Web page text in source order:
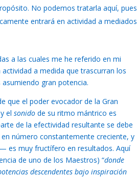
No podemos tratarla aquí, pues
entrará en actividad a mediados
a las cuales me he referido en mi
a medida que trascurran los
gran potencia.
que el poder evocador de la Gran
el sonidode su ritmo mántrico es
de la efectividad resultante se debe
número constantemente creciente, y
es muy fructífero en resultados. Aquí
de uno de los Maestros) “donde
descendentes bajo inspiración